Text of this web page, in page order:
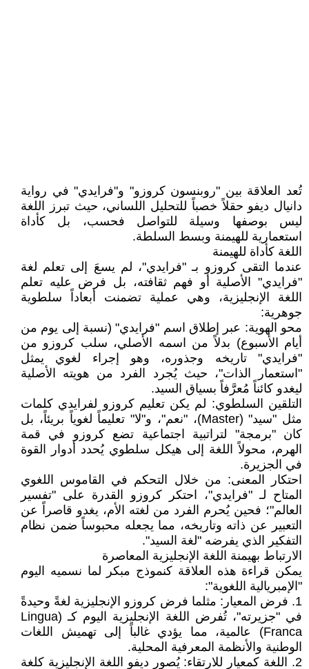
​تُعد العلاقة بين "روبنسون كروزو" و"فرايدي" في رواية
دانيال ديفو حقلاً خصباً للتحليل اللساني، حيث تبرز اللغة
ليس بوصفها وسيلة للتواصل فحسب، بل كأداة
استعمارية للهيمنة وبسط السلطة.
​اللغة كأداة للهيمنة
عندما التقى كروزو بـ "فرايدي"، لم يسعَ إلى تعلم لغة
"فرايدي" الأصلية أو فهم ثقافته، بل فرض عليه تعلم
اللغة الإنجليزية، وهي عملية تضمنت أبعاداً سلطوية
جوهرية:
​محو الهوية: عبر إطلاق اسم "فرايدي" (نسبة إلى يوم من
أيام الأسبوع) بدلاً من اسمه الأصلي، سلب كروزو من
"فرايدي" تاريخه وجذوره، وهو إجراء لغوي يمثل
"استعمار الذات"، حيث يُجرد الفرد من هويته الأصلية
ليغدو كائناً مُعرَّفاً بسياق السيد.
​التلقين السلطوي: لم يكن تعليم كروزو لفرايدي كلمات
مثل "سيد" (Master)، "نعم"، و"لا" تعليماً لغوياً بريئاً، بل
كان "برمجة" لتراتبية اجتماعية تضع كروزو في قمة
الهرم، محولاً اللغة إلى هيكل سلطوي يُحدد أدوار القوة
في الجزيرة.
​احتكار المعنى: من خلال التحكم في القاموس اللغوي
المتاح لـ "فرايدي"، احتكر كروزو القدرة على "تفسير
العالم"؛ فحين يُحرم الفرد من لغته الأم، يغدو قاصراً عن
التعبير عن ذاته وتاريخه، مما يجعله محبوساً ضمن نظام
التفكير الذي يفرضه "لغة السيد".
​الارتباط بهيمنة اللغة الإنجليزية المعاصرة
يمكن قراءة هذه العلاقة كنموذج مبكر لما نسميه اليوم
"الإمبريالية اللغوية":
1. ​فرض المعيار: مثلما فرض كروزو الإنجليزية لغةً وحيدةً
في "جزيرته"، تُفرض اللغة الإنجليزية اليوم كـ (Lingua
Franca) عالمية، مما يؤدي غالباً إلى تهميش اللغات
الوطنية والأنظمة المعرفية المحلية.
2. ​اللغة كمعيار للارتقاء: يُصور ديفو اللغة الإنجليزية كلغة